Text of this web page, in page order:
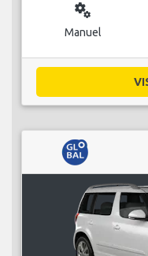
miscellaneous_services
Manuel